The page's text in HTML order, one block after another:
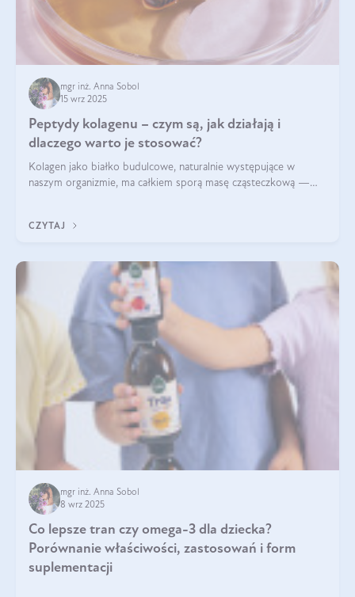
mgr inż. Anna Sobol
15 wrz 2025
Peptydy kolagenu – czym są, jak działają i
dlaczego warto je stosować?
Kolagen jako białko budulcowe, naturalnie występujące w
naszym organizmie, ma całkiem sporą masę cząsteczkową —
bardziej biodostępny
CZYTAJ
mgr inż. Anna Sobol
8 wrz 2025
Co lepsze tran czy omega-3 dla dziecka?
Porównanie właściwości, zastosowań i form
suplementacji